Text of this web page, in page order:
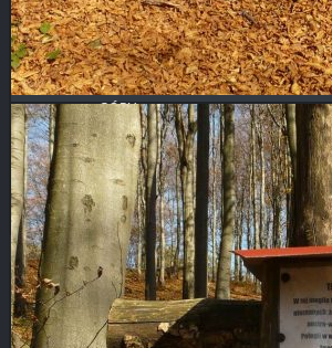
CMENTARZE
SŁOWACKIE ZAMKI
WYSOWA
BESKID NISKI
GÓRY
TATRY
POZOSTAŁE
Blog
KONTAKT